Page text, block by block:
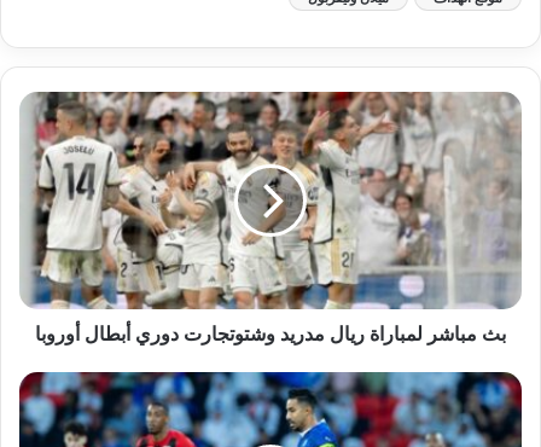
بث مباشر لمباراة ريال مدريد وشتوتجارت دوري أبطال أوروبا